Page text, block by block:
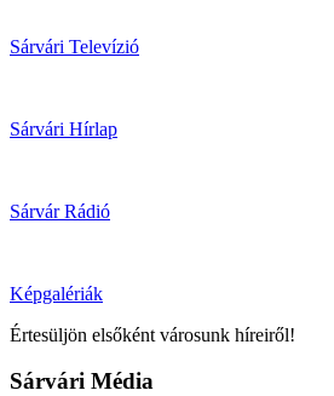
Sárvári Televízió
Sárvári Hírlap
Sárvár Rádió
Képgalériák
Értesüljön elsőként városunk híreiről!
Sárvári Média